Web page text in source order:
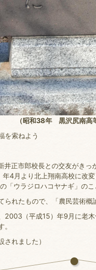
（昭和38年 黒沢尻南高
を索ねよう
正市郎校長との交友がきっ
4月より北上翔南高校に改
「ウラジロハコヤナギ」のこ
れたもので、「農民芸術概
2003（平成15）年9月に老
設されました）